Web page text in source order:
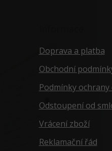
Doprava a platba
Obchodní
Podmínky
Odstoupení od
Vrácení zboží
Reklamační řád